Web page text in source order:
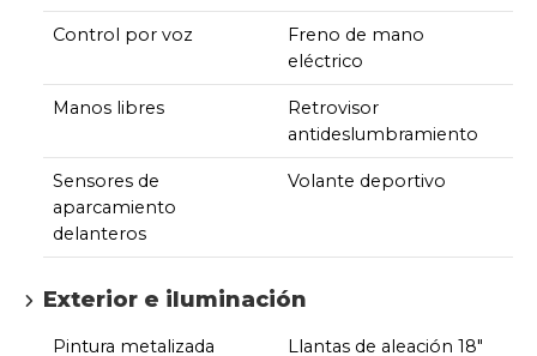
Control por voz
Freno de mano
eléctrico
Manos libres
Retrovisor
antideslumbramiento
Sensores de
aparcamiento
delanteros
Volante deportivo
Exterior e iluminación
Pintura metalizada Llantas de aleación 18"